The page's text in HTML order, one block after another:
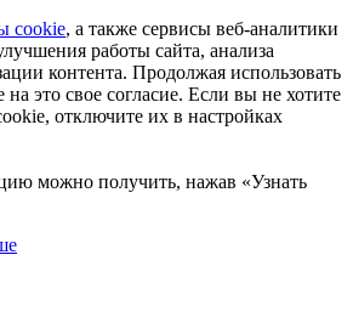
cookie, а также сервисы веб-аналитики
работы сайта, анализа
контента. Продолжая использовать
это свое согласие. Если вы не хотите
отключите их в настройках
можно получить, нажав «Узнать